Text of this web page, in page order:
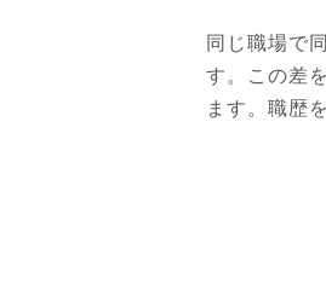
同じ職場で
す。この差
ます。職歴